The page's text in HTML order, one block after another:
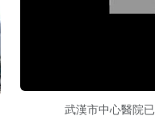
武漢市中心醫院